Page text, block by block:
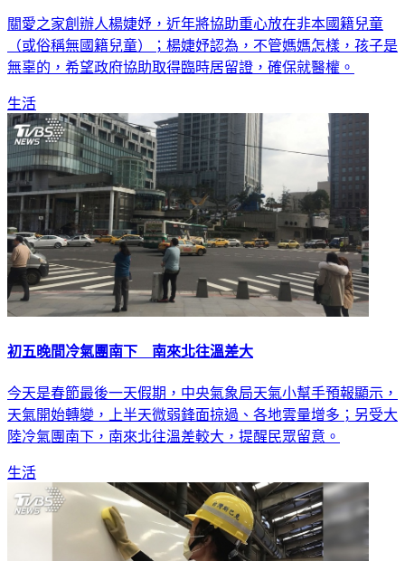
關愛之家創辦人楊婕妤，近年將協助重心放在非本國籍兒童
（或俗稱無國籍兒童）；楊婕妤認為，不管媽媽怎樣，孩子是
無辜的，希望政府協助取得臨時居留證，確保就醫權。
生活
初五晚間冷氣團南下 南來北往溫差大
今天是春節最後一天假期，中央氣象局天氣小幫手預報顯示，
天氣開始轉變，上半天微弱鋒面掠過、各地雲量增多；另受大
陸冷氣團南下，南來北往溫差較大，提醒民眾留意。
生活